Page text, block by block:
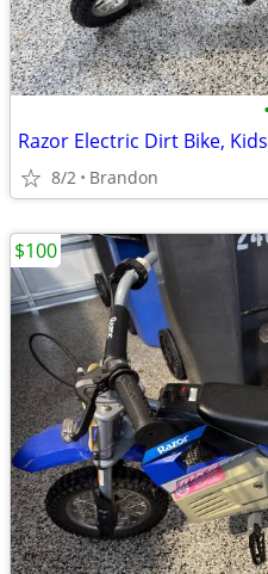
Razor Electric Dirt Bike, Kids
8/2 Brandon
$100